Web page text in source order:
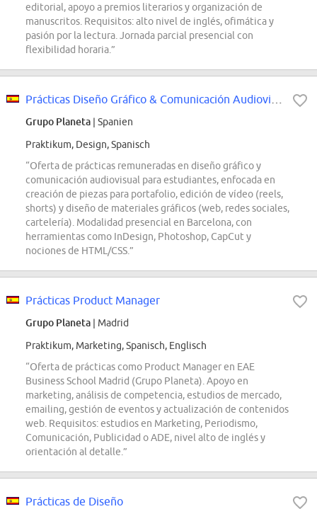
editorial, apoyo a premios literarios y organización de
manuscritos. Requisitos: alto nivel de inglés, ofimática y
pasión por la lectura. Jornada parcial presencial con
flexibilidad horaria.”
Grupo Planeta | Spanien
Praktikum, Design, Spanisch
“Oferta de prácticas remuneradas en diseño gráfico y
comunicación audiovisual para estudiantes, enfocada en
creación de piezas para portafolio, edición de vídeo (reels,
shorts) y diseño de materiales gráficos (web, redes sociales,
cartelería). Modalidad presencial en Barcelona, con
herramientas como InDesign, Photoshop, CapCut y
nociones de HTML/CSS.”
Prácticas Product Manager
Grupo Planeta | Madrid
Praktikum, Marketing, Spanisch, Englisch
“Oferta de prácticas como Product Manager en EAE
Business School Madrid (Grupo Planeta). Apoyo en
marketing, análisis de competencia, estudios de mercado,
emailing, gestión de eventos y actualización de contenidos
web. Requisitos: estudios en Marketing, Periodismo,
Comunicación, Publicidad o ADE, nivel alto de inglés y
orientación al detalle.”
Prácticas de Diseño